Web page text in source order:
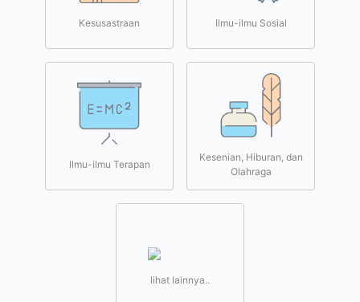
Kesusastraan Ilmu-ilmu Sosial
Ilmu-ilmu Terapan
Kesenian, Hiburan, dan
Olahraga
lihat lainnya..